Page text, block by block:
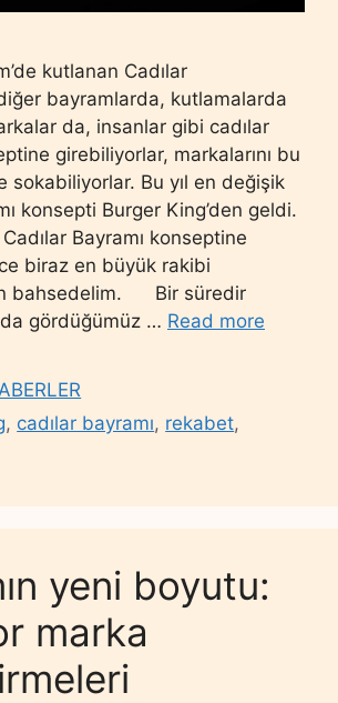
kutlanan Cadılar
diğer bayramlarda, kutlamalarda
da, insanlar gibi cadılar
girebiliyorlar, markalarını bu
sokabiliyorlar. Bu yıl en değişik
konsepti Burger King’den geldi.
Bayramı konseptine
biraz en büyük rakibi
bahsedelim. Bir süredir
gördüğümüz … Read more
, cadılar bayramı, rekabet,
yeni boyutu:
marka